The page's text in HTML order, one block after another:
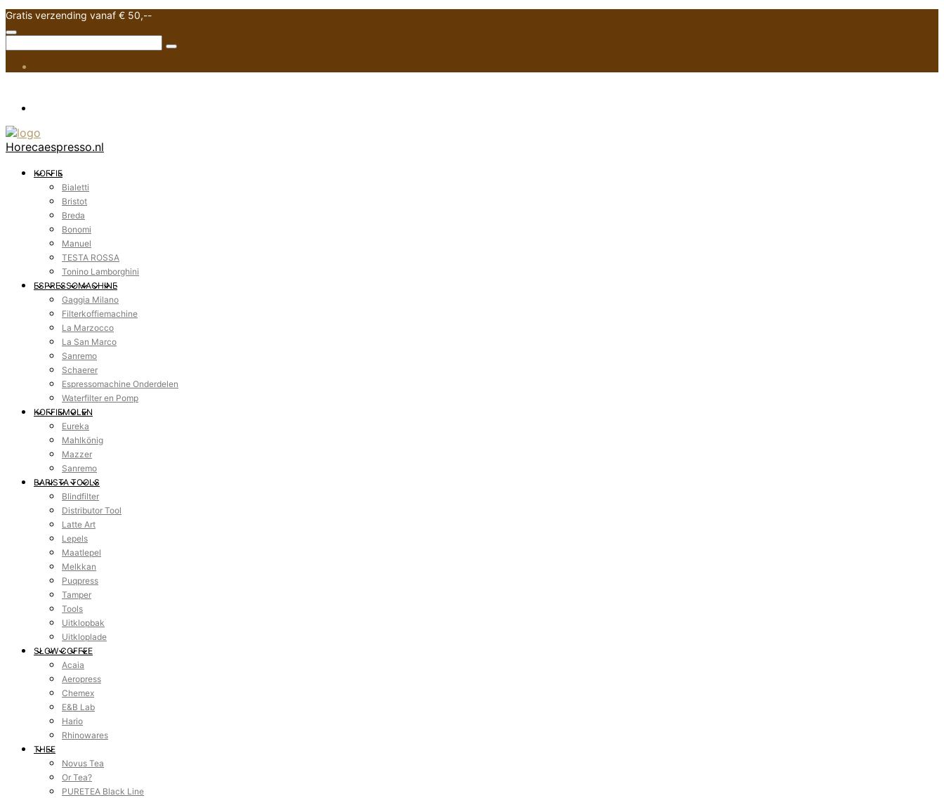
Gratis verzending vanaf € 50,--
Horecaespresso.nl
KOFFIE
Bialetti
Bristot
Breda
Bonomi
Manuel
TESTA ROSSA
Tonino Lamborghini
ESPRESSOMACHINE
Gaggia Milano
Filterkoffiemachine
La Marzocco
La San Marco
Sanremo
Schaerer
Espressomachine Onderdelen
Waterfilter en Pomp
KOFFIEMOLEN
Eureka
Mahlkönig
Mazzer
Sanremo
BARISTA TOOLS
Blindfilter
Distributor Tool
Latte Art
Lepels
Maatlepel
Melkkan
Puqpress
Tamper
Tools
Uitklopbak
Uitkloplade
SLOW COFFEE
Acaia
Aeropress
Chemex
E&B Lab
Hario
Rhinowares
THEE
Novus Tea
Or Tea?
PURETEA Black Line